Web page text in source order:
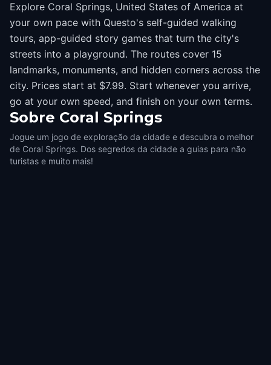
Explore Coral Springs, United States of America at
your own pace with Questo's self-guided walking
tours, app-guided story games that turn the city's
streets into a playground. The routes cover 15
landmarks, monuments, and hidden corners across the
city. Prices start at $7.99. Start whenever you arrive,
go at your own speed, and finish on your own terms.
Sobre Coral Springs
Jogue um jogo de exploração da cidade e descubra o melhor
de Coral Springs. Dos segredos da cidade a guias para não
turistas e muito mais!